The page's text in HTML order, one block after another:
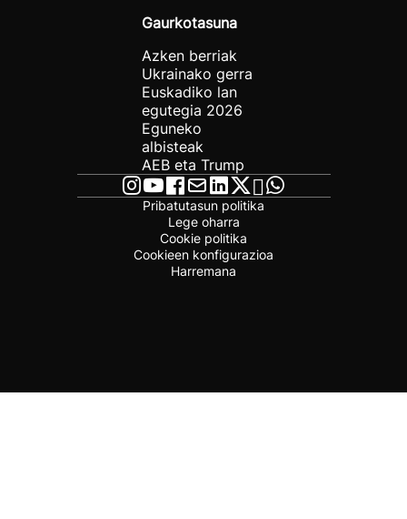
Gaurkotasuna
Azken berriak
Ukrainako gerra
Euskadiko lan
egutegia 2026
Eguneko
albisteak
AEB eta Trump
Pribatutasun politika
Lege oharra
Cookie politika
Cookieen konfigurazioa
Harremana